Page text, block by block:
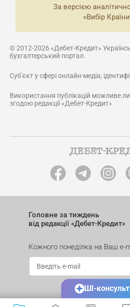
За версією
«Вибір
© 2012-2026 «Дебет-Кредит»
бухгалтерський портал.
Суб'єкт у сфері онлайн-медіа;
Використання публікацій можливе
згодою редакції «Дебет-Кредит»
Головне за тиждень
від редакції «Дебет-Кредит»
Кожного понеділка на Ваш e-
ШІ-